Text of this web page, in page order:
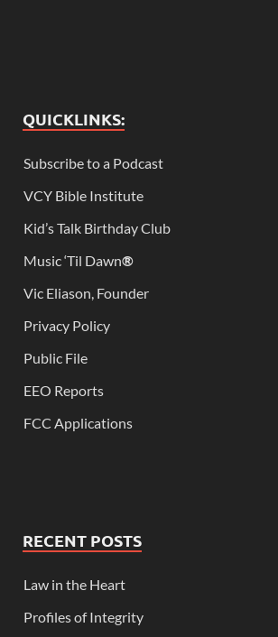
QUICKLINKS:
Subscribe to a Podcast
VCY Bible Institute
Kid’s Talk Birthday Club
Music ‘Til Dawn®
Vic Eliason, Founder
Privacy Policy
Public File
EEO Reports
FCC Applications
RECENT POSTS
Law in the Heart
Profiles of Integrity